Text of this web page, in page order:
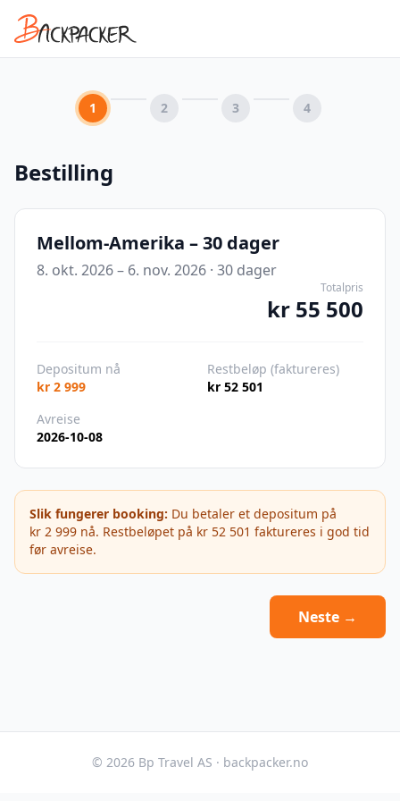
1 2 3 4
Bestilling
Mellom-Amerika – 30 dager
8. okt. 2026 – 6. nov. 2026 · 30 dager
Totalpris
kr 55 500
Depositum nå
kr 2 999
Restbeløp (faktureres)
kr 52 501
Avreise
2026-10-08
Slik fungerer booking: Du betaler et depositum på
kr 2 999 nå. Restbeløpet på kr 52 501 faktureres i god tid
før avreise.
Neste →
© 2026 Bp Travel AS · backpacker.no